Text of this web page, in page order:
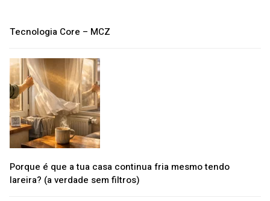
Tecnologia Core – MCZ
Porque é que a tua casa continua fria mesmo tendo
lareira? (a verdade sem filtros)